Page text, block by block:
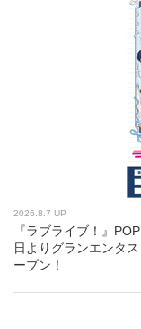
2026.8.7 UP
『ラブライブ！』
日よりグランエンタ
ープン！